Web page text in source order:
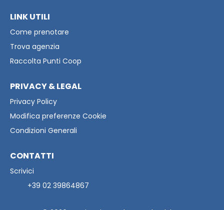
LINK UTILI
Come prenotare
Trova agenzia
Raccolta Punti Coop
PRIVACY & LEGAL
Privacy Policy
Modifica preferenze Cookie
Condizioni Generali
CONTATTI
Scrivici
+39 02 39864867